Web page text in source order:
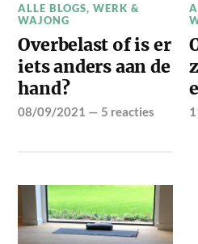
ALLE BLOGS,WERK &
WAJONG
Overbelast of is er
iets anders aan de
hand?
08/09/2021 — 5 reacties